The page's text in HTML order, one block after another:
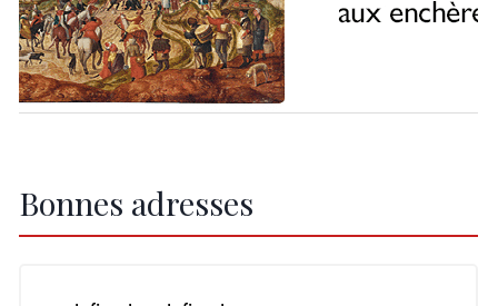
Bonnes adresses